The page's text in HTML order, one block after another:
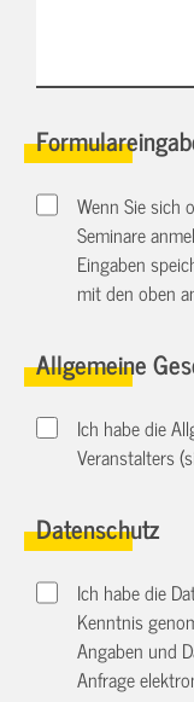
Wenn Sie sich
Seminare
Eingaben
mit den oben
Allgemeine
Ich habe die
Veranstalters
Datenschutz
Ich habe die
Kenntnis
Angaben und
Anfrage